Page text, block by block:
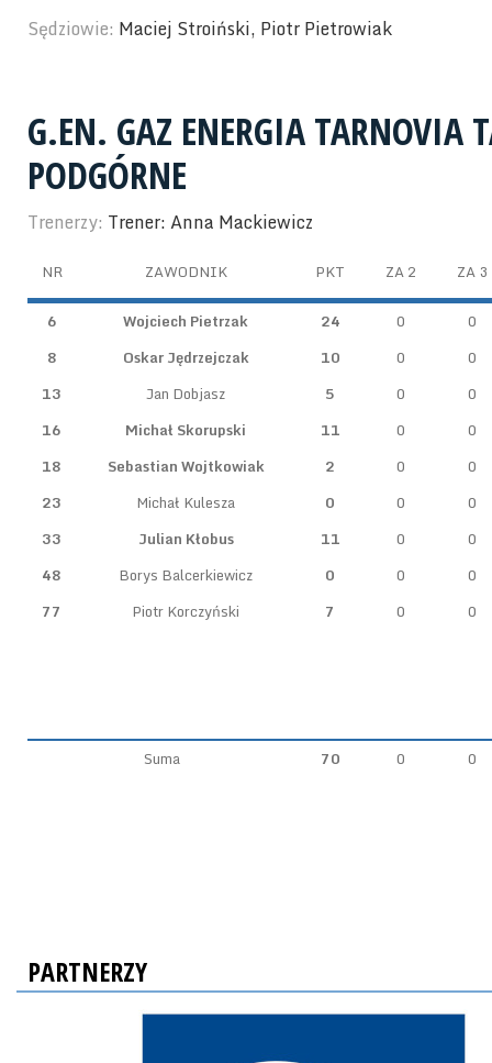
Sędziowie: Maciej Stroiński, Piotr Pietrowiak
G.EN. GAZ ENERGIA TARNOVIA
PODGÓRNE
Trenerzy: Trener: Anna Mackiewicz
NR ZAWODNIK PKT ZA 2 ZA 3
6 Wojciech Pietrzak 24 0
0
8
Oskar Jędrzejczak 10 0
0
13
Jan Dobjasz 5 0
0
16
Michał Skorupski 11 0
0
18
Sebastian Wojtkowiak 2 0
0
23
Michał Kulesza 0 0
0
33
Julian Kłobus 11 0
0
48
Borys Balcerkiewicz 0 0
0
77
Piotr Korczyński 7 0 0
Suma 70 0 0
PARTNERZY